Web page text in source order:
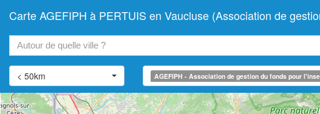
Carte AGEFIPH à PERTUIS en Vaucluse (Association de
< 50km AGEFIPH - Association de gestion du fonds pour
−